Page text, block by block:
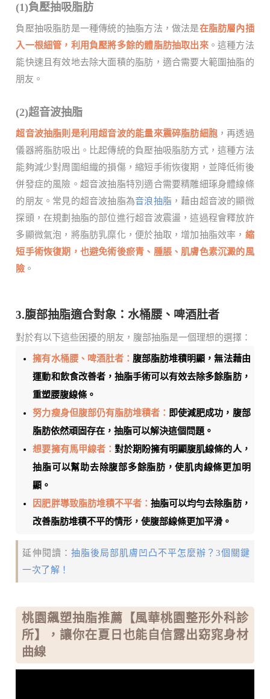
(1)負壓抽吸脂肪
負壓抽吸脂肪是一種傳統的抽脂方法，做法是在脂肪層內插
入一根細管，利用負壓將多餘的體脂肪抽取出來。這種方法
能快速且有效地去除大面積的脂肪，適合需要大範圍抽脂的
朋友。
(2)超音波抽脂
超音波抽脂則是利用超音波的能量來震碎脂肪細胞，再透過
儀器將脂肪吸出。比起傳統的負壓抽吸脂肪方式，這種方法
能夠減少對周圍組織的損傷，縮短手術恢復期，並降低術後
併發症的風險。超音波抽脂特別適合需要精雕細琢身體線條
的朋友。常見的超音波抽脂為音浪抽脂 ，藉由超音波的顯微
探頭，在規劃抽脂的部位進行超音波震盪，這過程會釋放許
多顯微氣泡，將脂肪乳糜化，便於抽取，增加抽脂效率， 縮
短手術恢復期，也避免術後瘀青、腫脹、肌膚色素沉澱的風
險 。
3.腹部抽脂適合對象：水桶腰、啤酒肚者
對於有以下這些困擾的朋友，腹部抽脂是一個理想的選擇：
擁有水桶腰、啤酒肚者： 腹部脂肪堆積明顯，無法藉由
運動和飲食改善者，抽脂手術可以有效去除多餘脂肪，
重塑腰腹線條。
努力瘦身但腹部仍有脂肪堆積者： 即使減肥成功，腹部
脂肪依然頑固存在，抽脂可以解決這個問題。
想要擁有馬甲線者： 對於期盼擁有明顯腹肌線條的人，
抽脂可以幫助去除腹部多餘脂肪，使肌肉線條更加明
顯。
因肥胖導致脂肪堆積不平者：抽脂可以均勻去除脂肪，
改善脂肪堆積不平的情形，使腹部線條更加平滑。
延伸閱讀： 抽脂後局部肌膚凹凸不平怎麼辦？3個關鍵
一次了解！
桃園飆塑抽脂推薦【風華桃園整形外科診
所】，讓你在夏日也能自信露出窈窕身材
曲線